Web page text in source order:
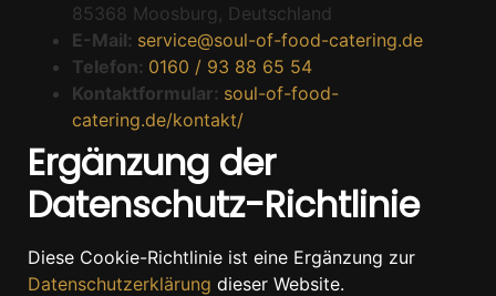
85368 Moosburg, Deutschland
E-Mail: service@soul-of-food-catering.de
Telefon: 0160 / 93 88 65 54
Kontaktformular: soul-of-food-
catering.de/kontakt/
Ergänzung der
Datenschutz-Richtlinie
Diese Cookie-Richtlinie ist eine Ergänzung zur
Datenschutzerklärung dieser Website.